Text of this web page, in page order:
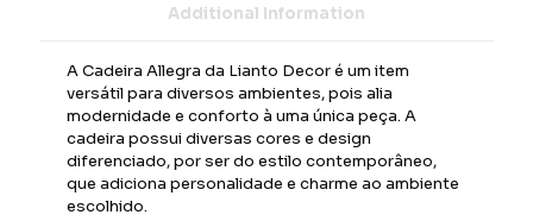
Additional Information
A Cadeira Allegra da Lianto Decor é um item
versátil para diversos ambientes, pois alia
modernidade e conforto à uma única peça. A
cadeira possui diversas cores e design
diferenciado, por ser do estilo contemporâneo,
que adiciona personalidade e charme ao ambiente
escolhido.